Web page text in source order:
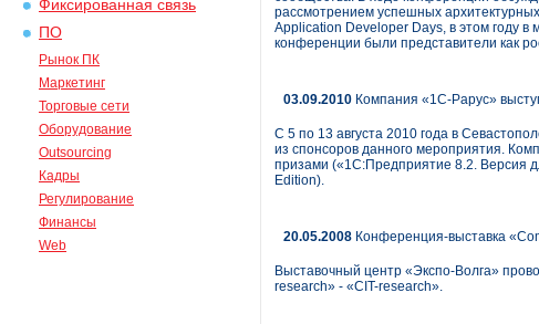
Фиксированная связь
ПО
Рынок ПК
Маркетинг
Торговые сети
Оборудование
Outsourcing
Кадры
Регулирование
Финансы
Web
рассмотрением успешных
Application Developer Days, в этом году
конференции были представители как
03.09.2010 Компания «1С-Рарус»
С 5 по 13 августа 2010 года в
из спонсоров данного мероприятия.
призами («1С:Предприятие 8.2. Версия
Edition).
20.05.2008 Конференция-выставка
Выставочный центр «Экспо-Волга»
research» - «СIT-research».